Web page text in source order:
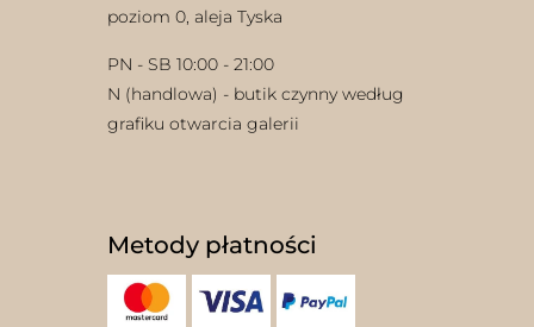
poziom 0, aleja Tyska
PN - SB 10:00 - 21:00
N (handlowa) - butik czynny według
grafiku otwarcia galerii
Metody płatności